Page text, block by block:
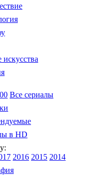
искусства
Все сериалы
в HD
2016 2015 2014